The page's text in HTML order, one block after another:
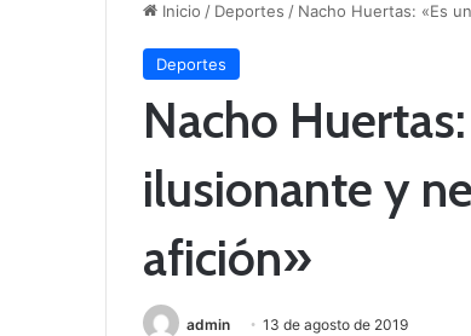
Inicio / Deportes / Nacho Huertas: «Es
Deportes
Nacho
ilusionante y
afición»
admin 13 de agosto de 2019